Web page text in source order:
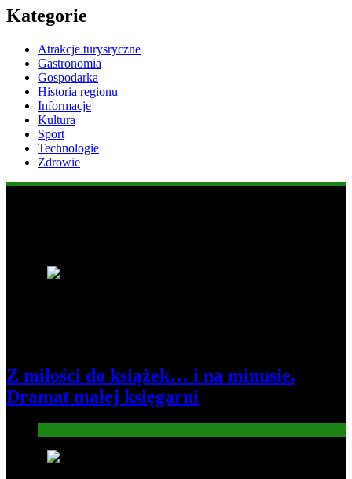
Kategorie
Atrakcje turysryczne
Gastronomia
Gospodarka
Historia regionu
Informacje
Kultura
Sport
Technologie
Zdrowie
Z miłości do książek… i na minusie.
Dramat małej księgarni